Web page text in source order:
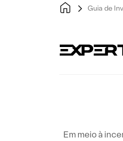
Guia de
Em meio à